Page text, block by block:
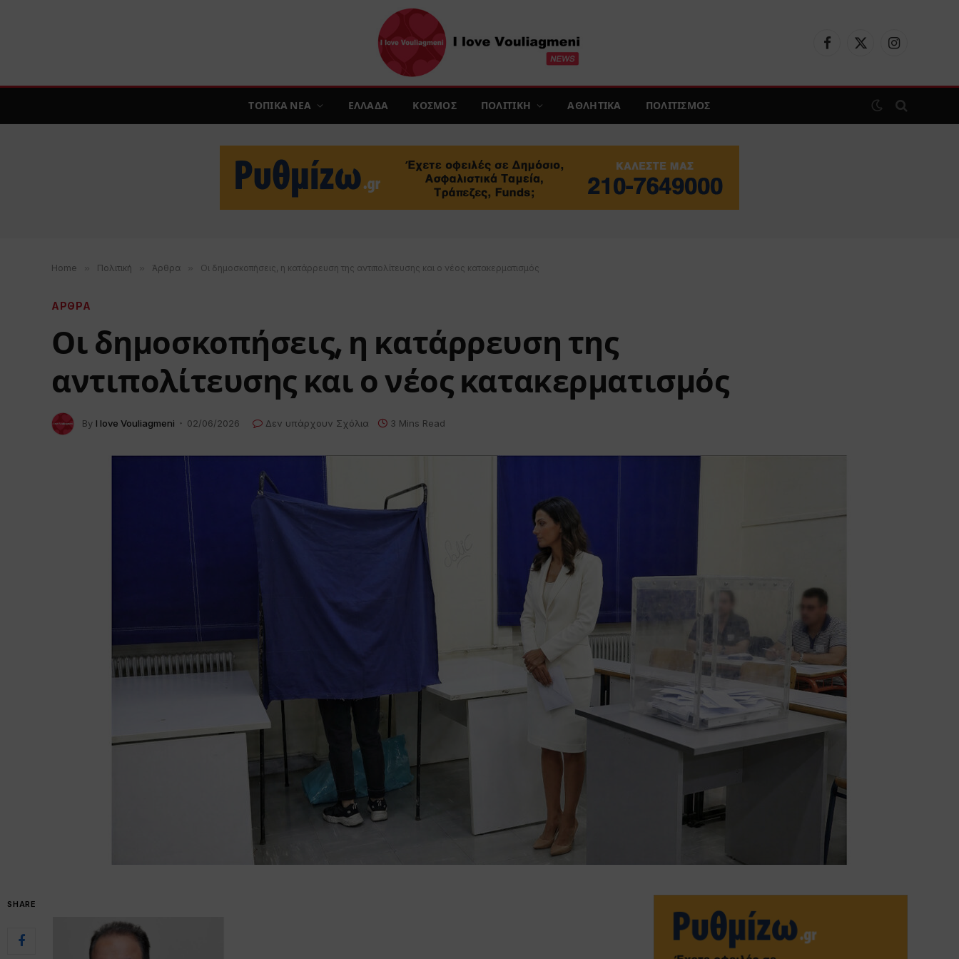
Facebook
X
Instagram
ΤΟΠΙΚΑ ΝΕΑ ΕΛΛΑΔΑ ΚΟΣΜΟΣ ΠΟΛΙΤΙΚΗ ΑΘΛΗΤΙΚΑ ΠΟΛΙΤΙΣΜΟΣ
Home » Πολιτική » Άρθρα » Οι δημοσκοπήσεις, η κατάρρευση της αντιπολίτευσης και ο νέος κατακερματισμός
ΑΡΘΡΑ
Οι δημοσκοπήσεις, η κατάρρευση της
αντιπολίτευσης και ο νέος κατακερματισμός
By I love Vouliagmeni 02/06/2026 Δεν υπάρχουν Σχόλια 3 Mins Read
SHARE